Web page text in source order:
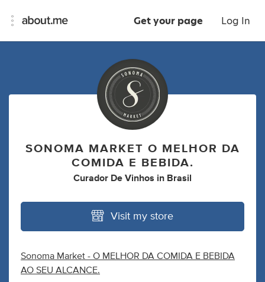
Get your page Log In
SONOMA MARKET O MELHOR DA
COMIDA E BEBIDA.
Curador De Vinhos in Brasil
Visit my store
Sonoma Market - O MELHOR DA COMIDA E BEBIDA
AO SEU ALCANCE.